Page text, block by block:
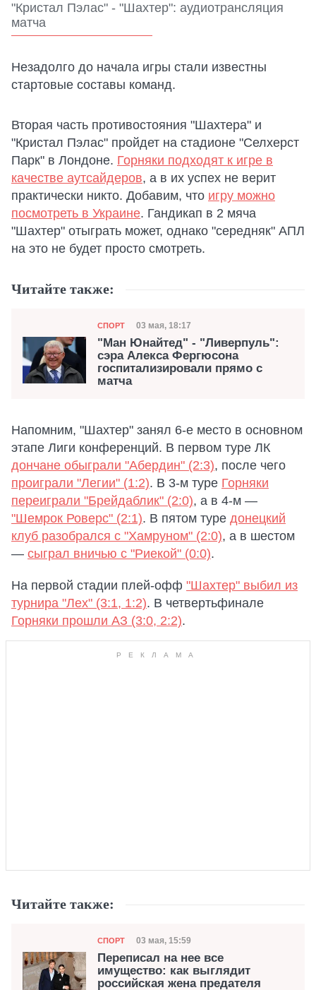
"Кристал Пэлас" - "Шахтер": аудиотрансляция
матча
Незадолго до начала игры стали известны
стартовые составы команд.
Вторая часть противостояния "Шахтера" и
"Кристал Пэлас" пройдет на стадионе "Селхерст
Парк" в Лондоне. Горняки подходят к игре в
качестве аутсайдеров, а в их успех не верит
практически никто. Добавим, что игру можно
посмотреть в Украине. Гандикап в 2 мяча
"Шахтер" отыграть может, однако "середняк" АПЛ
на это не будет просто смотреть.
Читайте также:
Категория
СПОРТ Дата публикации
03 мая, 18:17
"Ман Юнайтед" - "Ливерпуль":
сэра Алекса Фергюсона
госпитализировали прямо с
матча
Напомним, "Шахтер" занял 6-е место в основном
этапе Лиги конференций. В первом туре ЛК
дончане обыграли "Абердин" (2:3), после чего
проиграли "Легии" (1:2). В 3-м туре Горняки
переиграли "Брейдаблик" (2:0), а в 4-м —
"Шемрок Роверс" (2:1). В пятом туре донецкий
клуб разобрался с "Хамруном" (2:0), а в шестом
— сыграл вничью с "Риекой" (0:0).
На первой стадии плей-офф "Шахтер" выбил из
турнира "Лех" (3:1, 1:2). В четвертьфинале
Горняки прошли АЗ (3:0, 2:2).
Читайте также:
Категория
СПОРТ Дата публикации
03 мая, 15:59
Переписал на нее все
имущество: как выглядит
российская жена предателя